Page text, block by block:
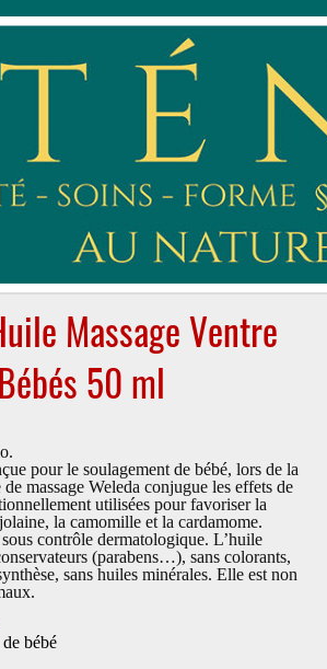
Massage Ventre
50 ml
pour le soulagement de bébé, lors de la
massage Weleda conjugue les effets de
utilisées pour favoriser la
la camomille et la cardamome.
contrôle dermatologique. L’huile
(parabens…), sans colorants,
sans huiles minérales. Elle est non
bébé